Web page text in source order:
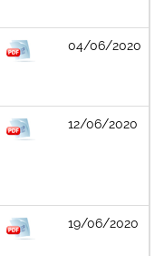
04/06/2020
12/06/2020
19/06/2020